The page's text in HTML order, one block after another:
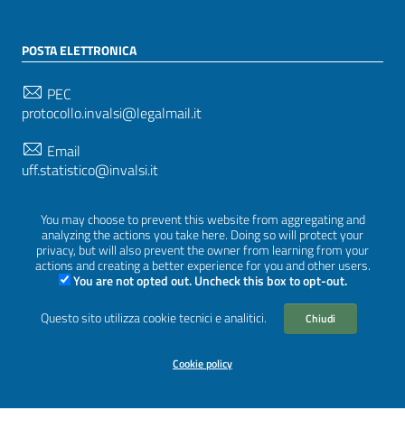
You may choose to prevent this website from aggregating and
analyzing the actions you take here. Doing so will protect your
privacy, but will also prevent the owner from learning from your
actions and creating a better experience for you and other users.
You are not opted out. Uncheck this box to opt-out.
Questo sito utilizza cookie tecnici e analitici.
Chiudi
Cookie policy
POSTA ELETTRONICA
PEC
protocollo.invalsi@legalmail.it
Email
uff.statistico@invalsi.it
restituzione.dati@invalsi.it
SEGUICI SU
Sezione Link Utili
| Basato sul Prototipo per siti PA di AgID